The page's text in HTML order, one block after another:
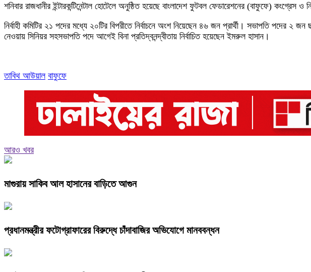
শনিবার রাজধানীর ইন্টারকন্টিনেন্টাল হোটেলে অনুষ্ঠিত হয়েছে বাংলাদেশ ফুটবল ফেডারেশনের (বাফুফে)
নির্বাহী কমিটির ২১ পদের মধ্যে ২০টির বিপরীতে নির্বাচনে অংশ নিয়েছেন ৪৬ জন প্রার্থী। সভাপতি
নেওয়ায় সিনিয়র সহসভাপতি পদে আগেই বিনা প্রতিদ্বনন্দ্বীতায় নির্বাচিত হয়েছেন ইমরুল হাসান।
তাবিথ আউয়াল বাফুফে
আরও খবর
মাগুরায় সাকিব আল হাসানের বাড়িতে আগুন
প্রধানমন্ত্রীর ফটোগ্রাফারের বিরুদ্ধে চাঁদাবাজির অভিযোগে মানববন্ধন